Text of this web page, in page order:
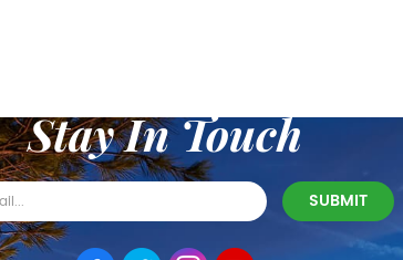
Stay In Touch